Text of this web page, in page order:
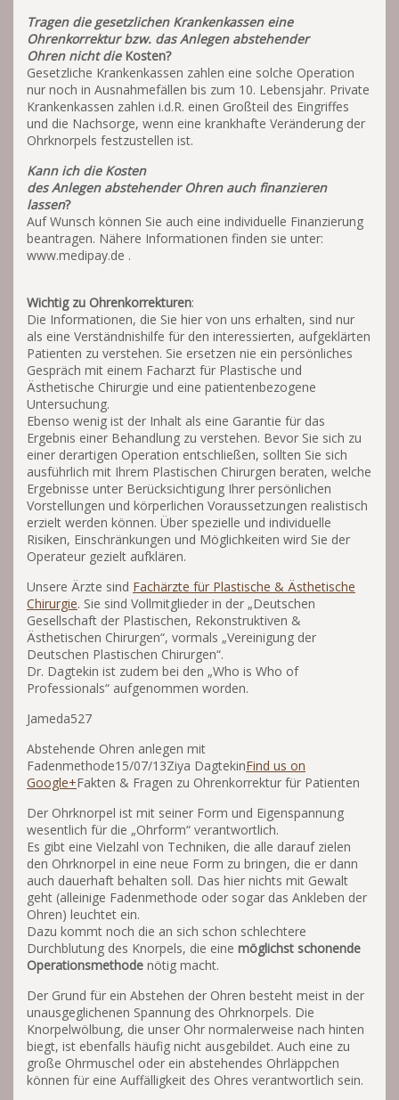
Tragen die gesetzlichen Krankenkassen eine
Ohrenkorrektur bzw. das Anlegen abstehender
Ohren nicht die Kosten?
Gesetzliche Krankenkassen zahlen eine solche Operation
nur noch in Ausnahmefällen bis zum 10. Lebensjahr. Private
Krankenkassen zahlen i.d.R. einen Großteil des Eingriffes
und die Nachsorge, wenn eine krankhafte Veränderung der
Ohrknorpels festzustellen ist.
Kann ich die Kosten
des Anlegen abstehender Ohren auch finanzieren
lassen?
Auf Wunsch können Sie auch eine individuelle Finanzierung
beantragen. Nähere Informationen finden sie unter:
www.medipay.de .
Wichtig zu Ohrenkorrekturen:
Die Informationen, die Sie hier von uns erhalten, sind nur
als eine Verständnishilfe für den interessierten, aufgeklärten
Patienten zu verstehen. Sie ersetzen nie ein persönliches
Gespräch mit einem Facharzt für Plastische und
Ästhetische Chirurgie und eine patientenbezogene
Untersuchung.
Ebenso wenig ist der Inhalt als eine Garantie für das
Ergebnis einer Behandlung zu verstehen. Bevor Sie sich zu
einer derartigen Operation entschließen, sollten Sie sich
ausführlich mit Ihrem Plastischen Chirurgen beraten, welche
Ergebnisse unter Berücksichtigung Ihrer persönlichen
Vorstellungen und körperlichen Voraussetzungen realistisch
erzielt werden können. Über spezielle und individuelle
Risiken, Einschränkungen und Möglichkeiten wird Sie der
Operateur gezielt aufklären.
Unsere Ärzte sind Fachärzte für Plastische & Ästhetische
Chirurgie. Sie sind Vollmitglieder in der „Deutschen
Gesellschaft der Plastischen, Rekonstruktiven &
Ästhetischen Chirurgen“, vormals „Vereinigung der
Deutschen Plastischen Chirurgen“.
Dr. Dagtekin ist zudem bei den „Who is Who of
Professionals“ aufgenommen worden.
Jameda527
Abstehende Ohren anlegen mit
Fadenmethode15/07/13Ziya DagtekinFind us on
Google+Fakten & Fragen zu Ohrenkorrektur für Patienten
Der Ohrknorpel ist mit seiner Form und Eigenspannung
wesentlich für die „Ohrform“ verantwortlich.
Es gibt eine Vielzahl von Techniken, die alle darauf zielen
den Ohrknorpel in eine neue Form zu bringen, die er dann
auch dauerhaft behalten soll. Das hier nichts mit Gewalt
geht (alleinige Fadenmethode oder sogar das Ankleben der
Ohren) leuchtet ein.
Dazu kommt noch die an sich schon schlechtere
Durchblutung des Knorpels, die eine möglichst schonende
Operationsmethode nötig macht.
Der Grund für ein Abstehen der Ohren besteht meist in der
unausgeglichenen Spannung des Ohrknorpels. Die
Knorpelwölbung, die unser Ohr normalerweise nach hinten
biegt, ist ebenfalls häufig nicht ausgebildet. Auch eine zu
große Ohrmuschel oder ein abstehendes Ohrläppchen
können für eine Auffälligkeit des Ohres verantwortlich sein.